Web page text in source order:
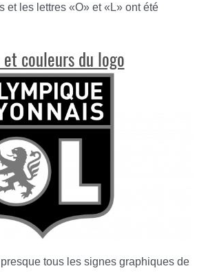
et les lettres «O» et «L» ont été
couleurs du logo
tous les signes graphiques de